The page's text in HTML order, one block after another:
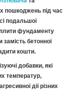
пошкоджень під час
подальшої
плити фундаменту
бетонної
кошти.
добавки, які
температур,
дії різних